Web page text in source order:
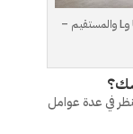
أشكال الدريسينج رووم: التصميم على شكل حرف U وL والمستقيم –
في عدة عوامل